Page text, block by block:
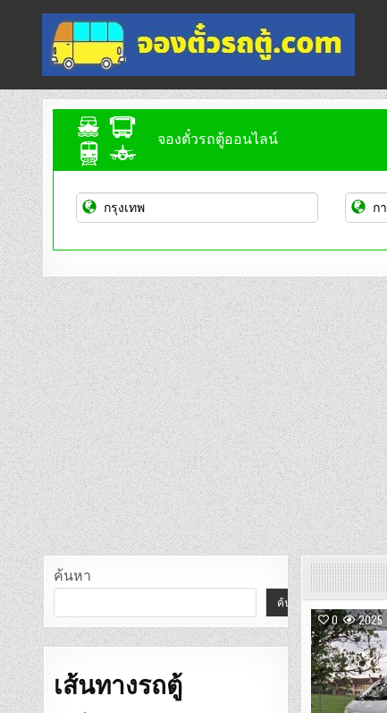
content
จองตั๋วรถตู้ออนไลน์
บริการจองตั๋วรถตู้ออนไลน์
จองตั๋วรถตู้ออนไลน์
0 2025
ค้นหา
ค้นหา
เส้นทางรถตู้